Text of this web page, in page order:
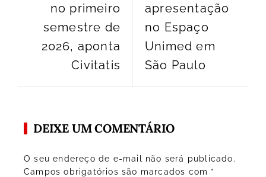
no primeiro
semestre de
2026, aponta
Civitatis
apresentação
no Espaço
Unimed em
São Paulo
DEIXE UM COMENTÁRIO
O seu endereço de e-mail não será publicado.
Campos obrigatórios são marcados com *